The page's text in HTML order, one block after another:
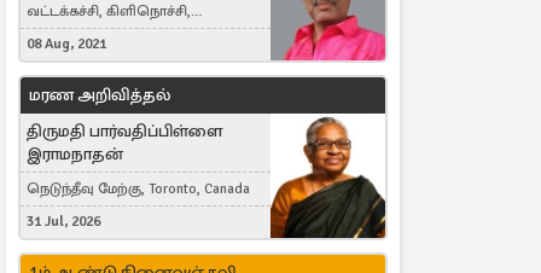
வட்டக்கச்சி, கிளிநொச்சி,
வட்டக்கச்சி இராமநாதபுரம்
08 Aug, 2021
மரண அறிவித்தல்
திருமதி பார்வதிப்பிள்ளை
இராமநாதன்
நெடுந்தீவு மேற்கு, Toronto, Canada
31 Jul, 2026